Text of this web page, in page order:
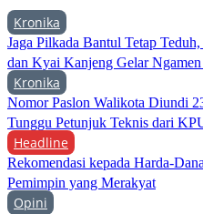
Kronika
Jaga Pilkada Bantul Tetap
dan Kyai Kanjeng Gelar Ngamen
Kronika
Nomor Paslon Walikota Diundi
Tunggu Petunjuk Teknis dari
Headline
Rekomendasi kepada Harda-
Pemimpin yang Merakyat
Opini